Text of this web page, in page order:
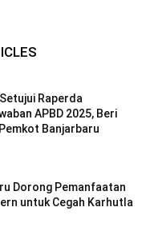
Raperda
APBD 2025, Beri
Banjarbaru
Dorong Pemanfaatan
untuk Cegah Karhutla